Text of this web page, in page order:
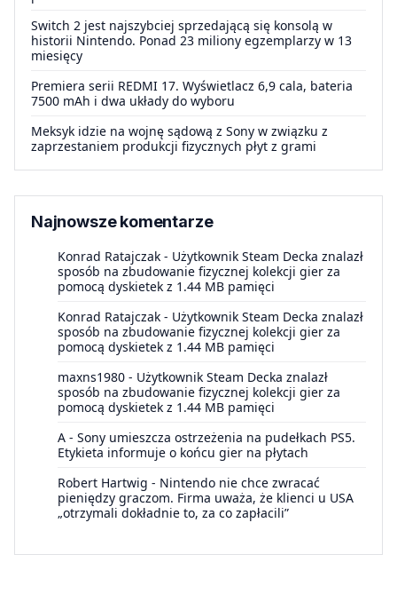
Switch 2 jest najszybciej sprzedającą się konsolą w
historii Nintendo. Ponad 23 miliony egzemplarzy w 13
miesięcy
Premiera serii REDMI 17. Wyświetlacz 6,9 cala, bateria
7500 mAh i dwa układy do wyboru
Meksyk idzie na wojnę sądową z Sony w związku z
zaprzestaniem produkcji fizycznych płyt z grami
Najnowsze komentarze
Konrad Ratajczak - Użytkownik Steam Decka znalazł
sposób na zbudowanie fizycznej kolekcji gier za
pomocą dyskietek z 1.44 MB pamięci
Konrad Ratajczak - Użytkownik Steam Decka znalazł
sposób na zbudowanie fizycznej kolekcji gier za
pomocą dyskietek z 1.44 MB pamięci
maxns1980 - Użytkownik Steam Decka znalazł
sposób na zbudowanie fizycznej kolekcji gier za
pomocą dyskietek z 1.44 MB pamięci
A - Sony umieszcza ostrzeżenia na pudełkach PS5.
Etykieta informuje o końcu gier na płytach
Robert Hartwig - Nintendo nie chce zwracać
pieniędzy graczom. Firma uważa, że klienci u USA
„otrzymali dokładnie to, za co zapłacili”